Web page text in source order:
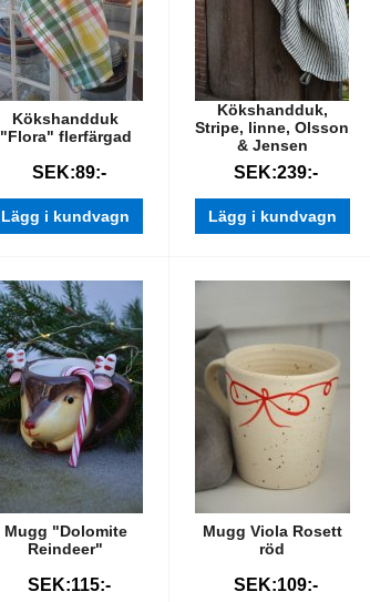
Kökshandduk
"Flora" flerfärgad
SEK:89:-
Lägg i kundvagn
Kökshandduk,
Stripe, linne, Olsson
& Jensen
SEK:239:-
Lägg i kundvagn
Mugg "Dolomite
Reindeer"
SEK:115:-
Mugg Viola Rosett
röd
SEK:109:-